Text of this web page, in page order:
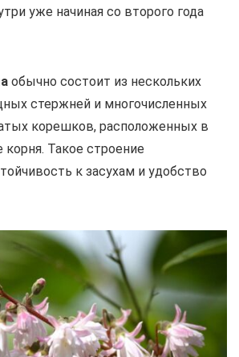
уже начиная со второго года
обычно состоит из нескольких
стержней и многочисленных
корешков, расположенных в
корня. Такое строение
к засухам и удобство